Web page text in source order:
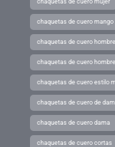
chaquetas de cuero mango
chaquetas de cuero
chaquetas de cuero
chaquetas de cuero estilo
chaquetas de cuero de
chaquetas de cuero dama
chaquetas de cuero cortas